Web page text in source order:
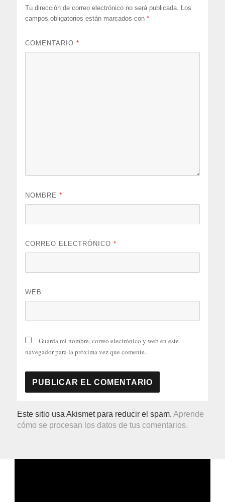
Tu dirección de correo electrónico no será publicada. Los
campos obligatorios están marcados con*
COMENTARIO*
NOMBRE*
CORREO ELECTRÓNICO*
WEB
Guarda mi nombre, correo electrónico y web en este
navegador para la próxima vez que comente.
Este sitio usa Akismet para reducir el spam.Aprende
cómo se procesan los datos de tus comentarios.